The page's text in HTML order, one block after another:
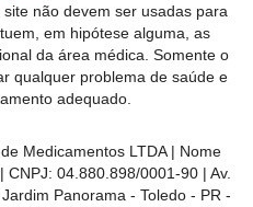
não devem ser usadas para
em hipótese alguma, as
da área médica. Somente o
qualquer problema de saúde e
adequado.
Medicamentos LTDA | Nome
04.880.898/0001-90 | Av.
Panorama - Toledo - PR -